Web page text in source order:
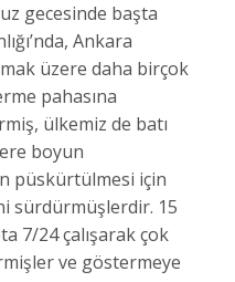
gecesinde başta
Ankara
üzere daha birçok
pahasına
ülkemiz de batı
boyun
püskürtülmesi için
sürdürmüşlerdir. 15
7/24 çalışarak çok
ve göstermeye